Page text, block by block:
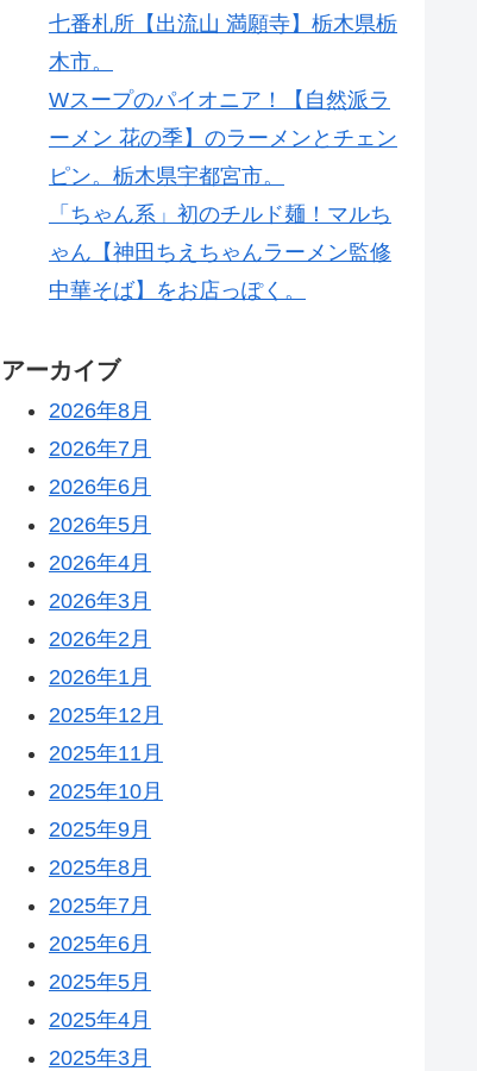
七番札所【出流山 満願寺】栃木県栃
木市。
Wスープのパイオニア！【自然派ラ
ーメン 花の季】のラーメンとチェン
ピン。栃木県宇都宮市。
「ちゃん系」初のチルド麺！マルち
ゃん【神田ちえちゃんラーメン監修
中華そば】をお店っぽく。
アーカイブ
2026年8月
2026年7月
2026年6月
2026年5月
2026年4月
2026年3月
2026年2月
2026年1月
2025年12月
2025年11月
2025年10月
2025年9月
2025年8月
2025年7月
2025年6月
2025年5月
2025年4月
2025年3月